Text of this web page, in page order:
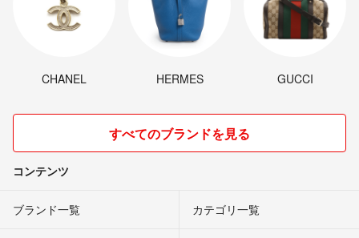
CHANEL HERMES GUCCI
すべてのブランドを見る
コンテンツ
ブランド一覧 カテゴリ一覧